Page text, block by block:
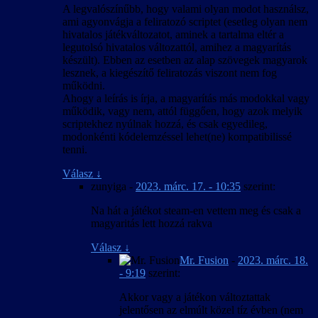
A legvalószínűbb, hogy valami olyan modot használsz,
ami agyonvágja a feliratozó scriptet (esetleg olyan nem
hivatalos játékváltozatot, aminek a tartalma eltér a
legutolsó hivatalos változattól, amihez a magyarítás
készült). Ebben az esetben az alap szövegek magyarok
lesznek, a kiegészítő feliratozás viszont nem fog
működni.
Ahogy a leírás is írja, a magyarítás más modokkal vagy
működik, vagy nem, attól függően, hogy azok melyik
scriptekhez nyúlnak hozzá, és csak egyedileg,
modonkénti kódelemzéssel lehet(ne) kompatibilissé
tenni.
Válasz ↓
zunyiga - 2023. márc. 17. - 10:35 szerint:
Na hát a játékot steam-en vettem meg és csak a
magyaritás lett hozzá rakva
Válasz ↓
Mr. Fusion - 2023. márc. 18.
- 9:19 szerint:
Akkor vagy a játékon változtattak
jelentősen az elmúlt közel tíz évben (nem